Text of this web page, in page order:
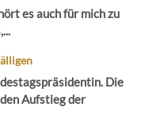
es auch für mich zu
Die
Aufstieg der